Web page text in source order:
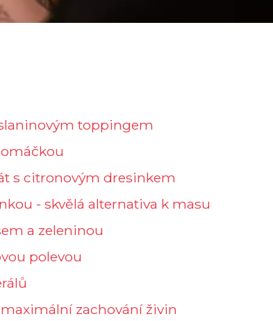
toppingem
s citronovým dresinkem
- skvělá alternativa k masu
a zeleninou
polevou
zachování živin